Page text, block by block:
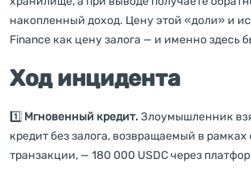
накопленный доход. Цену этой «доли» и
Finance как цену залога — и именно здесь
Ход инцидента
1️⃣ Мгновенный кредит.Злоумышленник
кредит без залога, возвращаемый в рамках
транзакции, — 180 000 USDC через